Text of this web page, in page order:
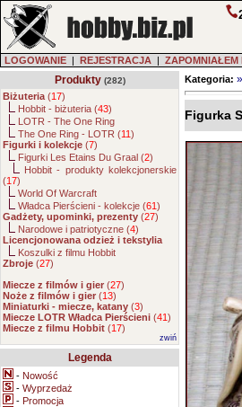
LOGOWANIE | REJESTRACJA | ZAPOMNIAŁEM
Produkty (282)
Biżuteria (17)
Hobbit - biżuteria (43)
LOTR - The One Ring
The One Ring - LOTR (11)
Figurki i kolekcje (7)
Figurki Les Etains Du Graal (2)
Hobbit - produkty kolekcjonerskie
(17)
World Of Warcraft
Władca Pierścieni - kolekcje (61)
Gadżety, upominki, prezenty (27)
Narodowe i patriotyczne (4)
Licencjonowana odzież i tekstylia
Koszulki z filmu Hobbit
Zbroje (27)
Miecze z filmów i gier (27)
Noże z filmów i gier (13)
Miniaturki - miecze, katany (3)
Miecze LOTR Władca Pierścieni (41)
Miecze z filmu Hobbit (17)
zwiń
Legenda
- Nowość
- Wyprzedaż
- Promocja
Kategoria: »
Figurka